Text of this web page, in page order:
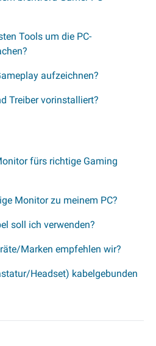
Tools um die PC-
aufzeichnen?
Treiber vorinstalliert?
fürs richtige Gaming
Monitor zu meinem PC?
soll ich verwenden?
Marken empfehlen wir?
Headset) kabelgebunden